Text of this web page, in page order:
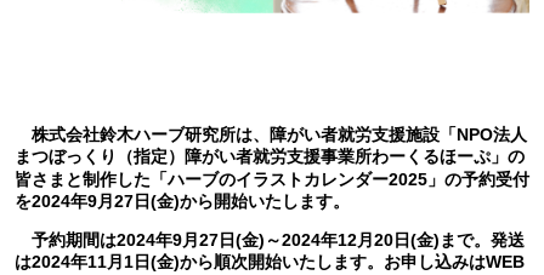
株式会社鈴木ハーブ研究所は、障がい者就労支援施設「NPO法人
まつぼっくり（指定）障がい者就労支援事業所わーくるほーぷ」の
皆さまと制作した「ハーブのイラストカレンダー2025」の予約受付
を2024年9月27日(金)から開始いたします。
予約期間は2024年9月27日(金)～2024年12月20日(金)まで。発送
は2024年11月1日(金)から順次開始いたします。お申し込みはWEB